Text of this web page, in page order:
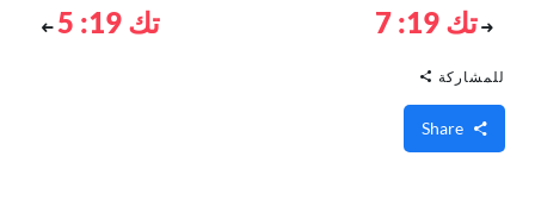
تك 19: 7 تك 19: 5
للمشاركة